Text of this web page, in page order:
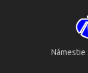
Námestie